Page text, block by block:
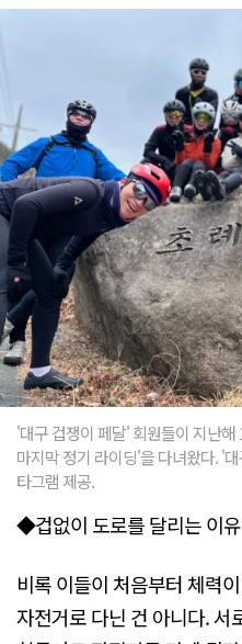
'대구 겁쟁이 페달' 회원들이 지난
마지막 정기 라이딩'을 다녀왔다. '
타그램 제공.
◆겁없이 도로를 달리는 이유
비록 이들이 처음부터 체력
자전거로 다닌 건 아니다. 서